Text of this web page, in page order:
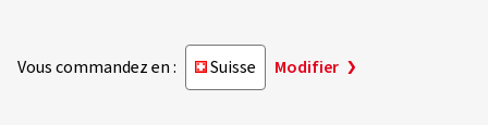
Vous commandez en : Suisse Modifier